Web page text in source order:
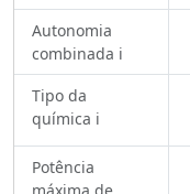
Autonomia
combinada ℹ️
Tipo da
química ℹ️
Potência